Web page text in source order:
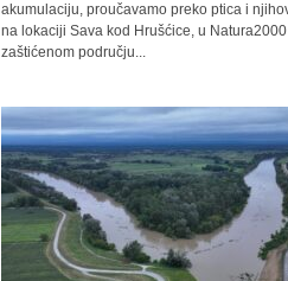
akumulaciju, proučavamo preko ptica i
na lokaciji Sava kod Hrušćice, u Natura2000
zaštićenom području...